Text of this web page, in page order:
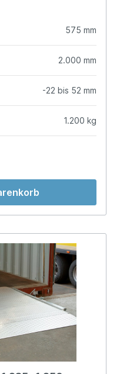
575 mm
2.000 mm
-22 bis 52 mm
1.200 kg